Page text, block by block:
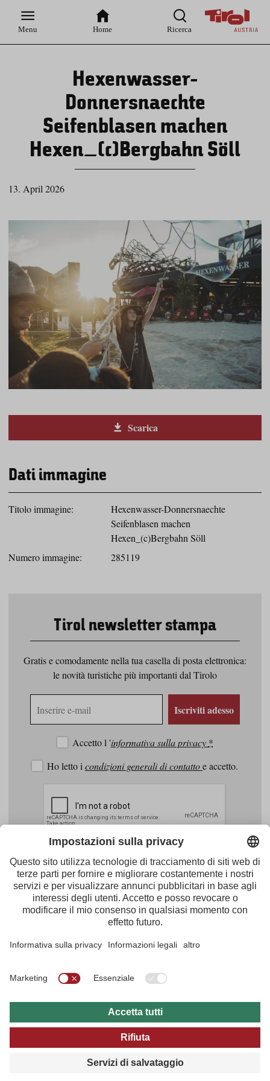
Hauptnavigation
Inhaltsbereich
Menu Home Ricerca
Hexenwasser-
Donnersnaechte
Seifenblasen machen
Hexen_(c)Bergbahn Söll
13. April 2026
Scarica
Dati immagine
Titolo immagine:
Hexenwasser-Donnersnaechte
Seifenblasen machen
Hexen_(c)Bergbahn Söll
Numero immagine:
285119
Tirol newsletter stampa
Gratis e comodamente nella tua casella di posta elettronica:
le novità turistiche più importanti dal Tirolo
Iscriviti adesso
Accetto l 'informativa sulla privacy *
Ho letto i condizioni generali di contattoe accetto.
Maria-Theresien-Straße 55 · 6020 Innsbruck
RSS Notizie
Note redazionali
Protezione dei dati
Condizioni Generali d'Utilizzo
Impostazioni sulla privacy
FacebookYoutubeInstagramPinterestFeed